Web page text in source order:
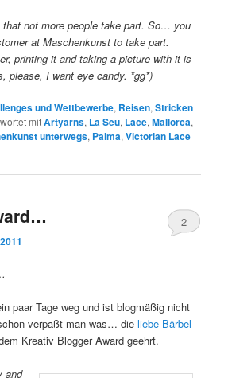
that not more people take part. So… you
at Maschenkunst to take part.
printing it and taking a picture with it is
please, I want eye candy. *gg*)
und Wettbewerbe, Reisen,Stricken
mitArtyarns, La Seu, Lace,Mallorca,
unterwegs, Palma,Victorian Lace
2
paar Tage weg und ist blogmäßig nicht
verpaßt man was… dieliebe Bärbel
Kreativ Blogger Award geehrt.
and